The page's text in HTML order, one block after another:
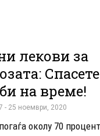
лекови за
на време!
- 25 ноември, 2020
околу 70